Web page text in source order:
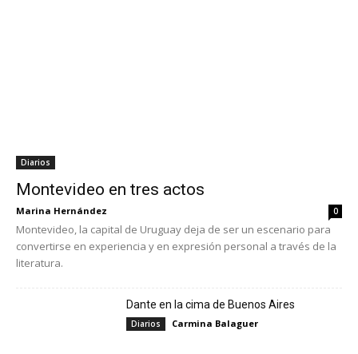
Diarios
Montevideo en tres actos
Marina Hernández 0
Montevideo, la capital de Uruguay deja de ser un escenario para
convertirse en experiencia y en expresión personal a través de la
literatura.
Dante en la cima de Buenos Aires
Diarios Carmina Balaguer